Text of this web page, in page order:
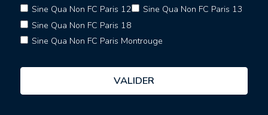
Sine Qua Non FC Paris 12
Sine Qua Non FC Paris 13
Sine Qua Non FC Paris 18
Sine Qua Non FC Paris Montrouge